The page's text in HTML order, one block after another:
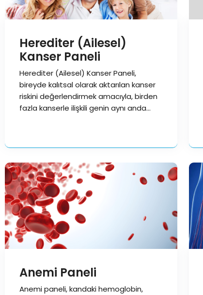
Herediter (Ailesel)
Kanser Paneli
Herediter (Ailesel) Kanser Paneli,
bireyde kalıtsal olarak aktarılan kanser
riskini değerlendirmek amacıyla, birden
fazla kanserle ilişkili genin aynı anda
Anemi Paneli
Anemi paneli, kandaki hemoglobin,